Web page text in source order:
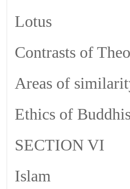
Lotus
Contrasts of
Areas of
Ethics of
SECTION VI
Islam